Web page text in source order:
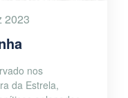
2023
nos
da Estrela,